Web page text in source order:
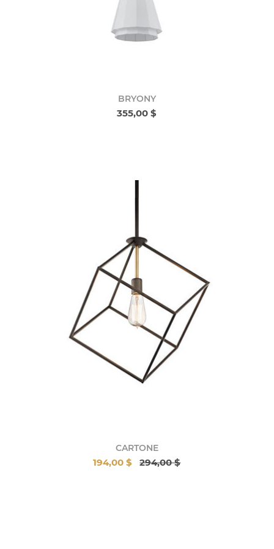
BRYONY
355,00 $
CARTONE
194,00 $ 294,00 $